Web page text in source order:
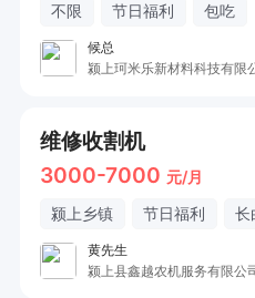
不限 节日福利 包吃
候总
颍上珂米乐新材料科技有限
维修收割机
3000-7000 元/月
颍上乡镇 节日福利 长
黄先生
颍上县鑫越农机服务有限公